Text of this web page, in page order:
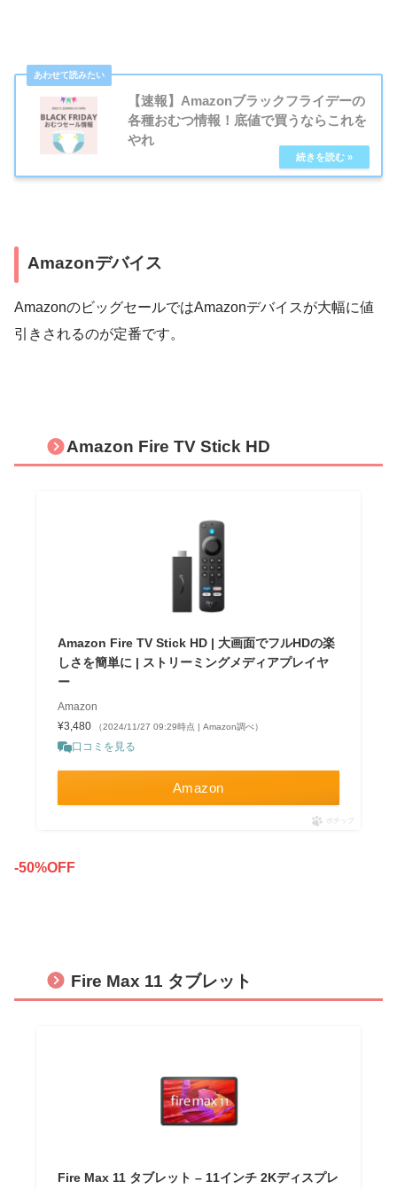
【速報】Amazonブラックフライデーの
各種おむつ情報！底値で買うならこれを
やれ
Amazonデバイス
AmazonのビッグセールではAmazonデバイスが大幅に値
引きされるのが定番です。
Amazon Fire TV Stick HD
Amazon Fire TV Stick HD | 大画面でフルHDの楽
しさを簡単に | ストリーミングメディアプレイヤ
ー
Amazon
¥3,480
（2024/11/27 09:29時点 | Amazon調べ）
口コミを見る
Amazon
ポチップ
-50%OFF
Fire Max 11 タブレット
Fire Max 11 タブレット – 11インチ 2Kディスプレ